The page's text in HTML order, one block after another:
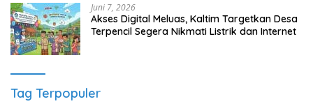
Juni 7, 2026
Akses Digital Meluas, Kaltim Targetkan Desa
Terpencil Segera Nikmati Listrik dan Internet
Tag Terpopuler